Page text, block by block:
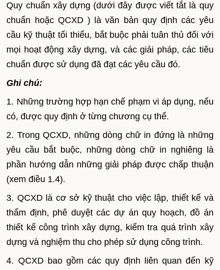
Quy chuẩn xây dựng (dưới đây được viết tắt là quy
chuẩn hoặc QCXD ) là văn bản quy định các yêu
cầu kỹ thuật tối thiểu, bắt buộc phải tuân thủ đối với
mọi hoạt động xây dựng, và các giải pháp, các tiêu
chuẩn được sử dụng đã đạt các yêu cầu đó.
Ghi chú:
1. Những trường hợp hạn chế phạm vi áp dụng, nếu
có, được quy định ở từng chương cụ thể.
2. Trong QCXD, những dòng chữ in đứng là những
yêu cầu bắt buộc, những dòng chữ in nghiêng là
phần hướng dẫn những giải pháp được chấp thuận
(xem điều 1.4).
3. QCXD là cơ sở kỹ thuật cho việc lập, thiết kế và
thẩm định, phê duyệt các dự án quy hoạch, đồ án
thiết kế công trình xây dựng, kiểm tra quá trình xây
dựng và nghiệm thu cho phép sử dụng công trình.
4. QCXD bao gồm các quy định liên quan đến kỹ